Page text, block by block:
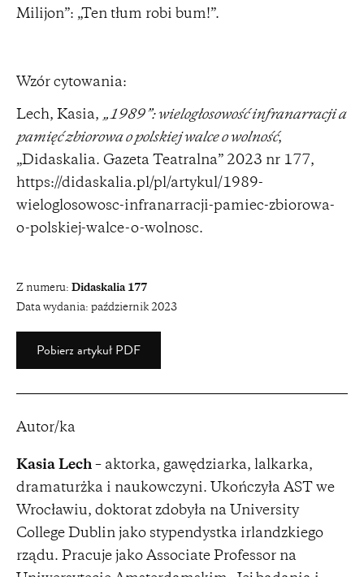
Milijon”: „Ten tłum robi bum!”.
Wzór cytowania:
Lech, Kasia, „1989”: wielogłosowość infranarracji a
pamięć zbiorowa o polskiej walce o wolność,
„Didaskalia. Gazeta Teatralna” 2023 nr 177,
https://didaskalia.pl/pl/artykul/1989-
wieloglosowosc-infranarracji-pamiec-zbiorowa-
o-polskiej-walce-o-wolnosc.
Z numeru: Didaskalia 177
Data wydania: październik 2023
Pobierz artykuł PDF
Autor/ka
Kasia Lech – aktorka, gawędziarka, lalkarka,
dramaturżka i naukowczyni. Ukończyła AST we
Wrocławiu, doktorat zdobyła na University
College Dublin jako stypendystka irlandzkiego
rządu. Pracuje jako Associate Professor na